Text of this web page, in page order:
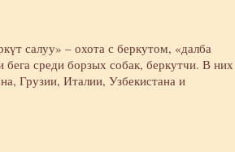
салуу» – охота с беркутом, «далба
среди борзых собак, беркутчи. В них
Грузии, Италии, Узбекистана и